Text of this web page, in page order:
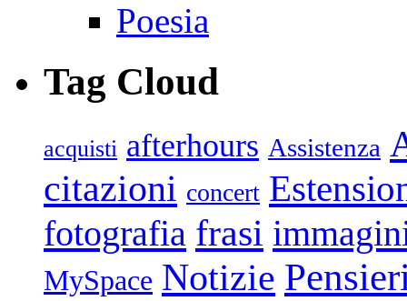
Poesia
Tag Cloud
acquisti afterhours Assistenza
citazioni concert
fotografia frasi
MySpace Notizie